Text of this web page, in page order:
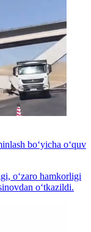
bo‘yicha o‘quv
o‘zaro hamkorligi
o‘tkazildi.